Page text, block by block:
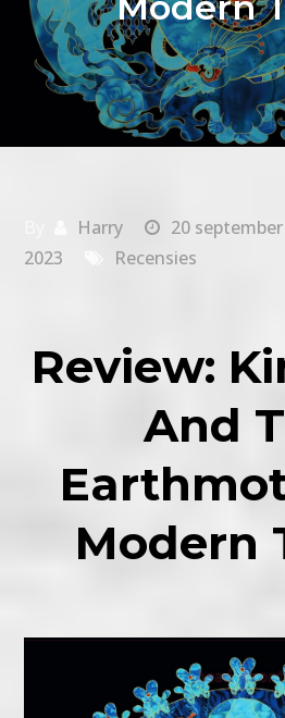
Harry
20 september
2023
Recensies
Review:
And
Modern